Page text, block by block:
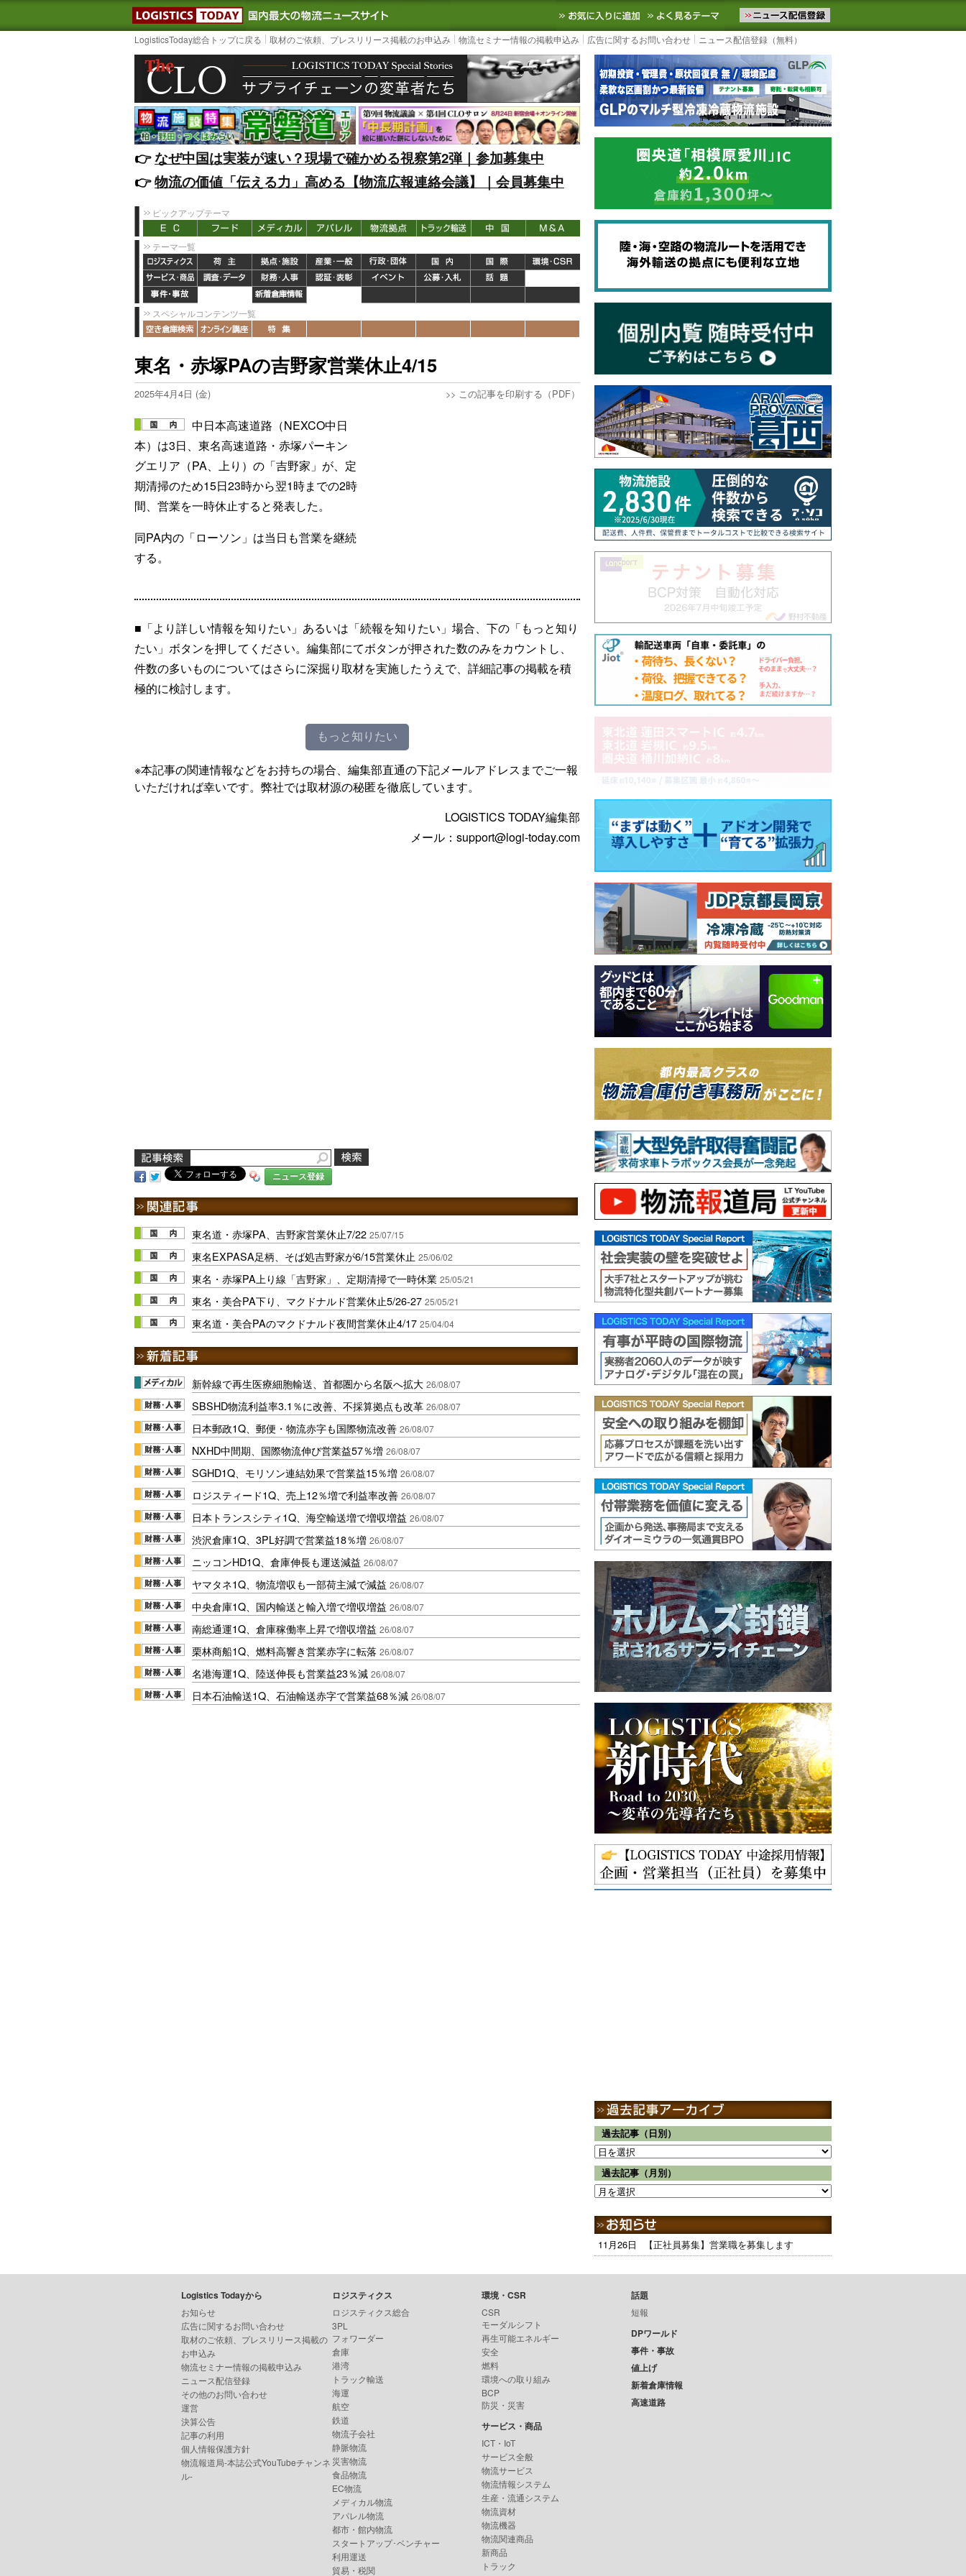
LOGISTICS TODAY｜国内最大の物流ニュースサイト3PL, SCMなど国内外の最新の物流ニュースをお届けします。物流ニュースメール配信を登録す
お気に入りに追加 よく見るテーマ
LogisticsToday総合トップに戻る 取材のご依頼、プレスリリース掲載のお申込み 物流セミナー情報の掲載申込み 広告に関するお問い合わせ ニュース配信登録（無料）
👉️なぜ中国は実装が速い？現場で確かめる視察第2弾｜参加募集中
👉️物流の価値「伝える力」高める【物流広報連絡会議】｜会員募集中
ピックアップテーマ
テーマ一覧
スペシャルコンテンツ一覧
東名・赤塚PAの吉野家営業休止4/15
2025年4月4日 (金) >> この記事を印刷する（PDF）
中日本高速道路（NEXCO中日
本）は3日、東名高速道路・赤塚パーキン
グエリア（PA、上り）の「吉野家」が、定
期清掃のため15日23時から翌1時までの2時
間、営業を一時休止すると発表した。
同PA内の「ローソン」は当日も営業を継続
する。
■「より詳しい情報を知りたい」あるいは「続報を知りたい」場合、下の「もっと知り
たい」ボタンを押してください。編集部にてボタンが押された数のみをカウントし、
件数の多いものについてはさらに深掘り取材を実施したうえで、詳細記事の掲載を積
極的に検討します。
もっと知りたい
※本記事の関連情報などをお持ちの場合、編集部直通の下記メールアドレスまでご一報
いただければ幸いです。弊社では取材源の秘匿を徹底しています。
LOGISTICS TODAY編集部
メール：support@logi-today.com
ニュース登録
東名道・赤塚PA、吉野家営業休止7/22 25/07/15
東名EXPASA足柄、そば処吉野家が6/15営業休止 25/06/02
東名・赤塚PA上り線「吉野家」、定期清掃で一時休業 25/05/21
東名・美合PA下り、マクドナルド営業休止5/26-27 25/05/21
東名道・美合PAのマクドナルド夜間営業休止4/17 25/04/04
新幹線で再生医療細胞輸送、首都圏から名阪へ拡大 26/08/07
SBSHD物流利益率3.1％に改善、不採算拠点も改革 26/08/07
日本郵政1Q、郵便・物流赤字も国際物流改善 26/08/07
NXHD中間期、国際物流伸び営業益57％増 26/08/07
SGHD1Q、モリソン連結効果で営業益15％増 26/08/07
ロジスティード1Q、売上12％増で利益率改善 26/08/07
日本トランスシティ1Q、海空輸送増で増収増益 26/08/07
渋沢倉庫1Q、3PL好調で営業益18％増 26/08/07
ニッコンHD1Q、倉庫伸長も運送減益 26/08/07
ヤマタネ1Q、物流増収も一部荷主減で減益 26/08/07
中央倉庫1Q、国内輸送と輸入増で増収増益 26/08/07
南総通運1Q、倉庫稼働率上昇で増収増益 26/08/07
栗林商船1Q、燃料高響き営業赤字に転落 26/08/07
名港海運1Q、陸送伸長も営業益23％減 26/08/07
日本石油輸送1Q、石油輸送赤字で営業益68％減 26/08/07
過去記事（日別）
過去記事（月別）
11月26日 【正社員募集】営業職を募集します
Logistics Todayから
お知らせ
広告に関するお問い合わせ
取材のご依頼、プレスリリース掲載の
お申込み
物流セミナー情報の掲載申込み
ニュース配信登録
その他のお問い合わせ
運営
決算公告
記事の利用
個人情報保護方針
物流報道局-本誌公式YouTubeチャンネ
ル-
ロジスティクス
ロジスティクス総合
3PL
フォワーダー
倉庫
港湾
トラック輸送
海運
航空
鉄道
物流子会社
静脈物流
災害物流
食品物流
EC物流
メディカル物流
アパレル物流
都市・館内物流
スタートアップ･ベンチャー
利用運送
貿易・税関
環境・CSR
CSR
モーダルシフト
再生可能エネルギー
安全
燃料
環境への取り組み
BCP
防災・災害
サービス・商品
ICT・IoT
サービス全般
物流サービス
物流情報システム
生産・流通システム
物流資材
物流機器
物流関連商品
新商品
トラック
話題
短報
DPワールド
事件・事故
値上げ
新着倉庫情報
高速道路